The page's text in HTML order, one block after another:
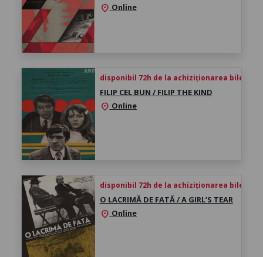
location_on Online
disponibil 72h de la achiziționarea biletului
FILIP CEL BUN / FILIP THE KIND
location_on Online
disponibil 72h de la achiziționarea biletului
O LACRIMĂ DE FATĂ / A GIRL’S TEAR
location_on Online